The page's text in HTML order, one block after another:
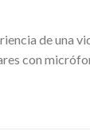
de una
con